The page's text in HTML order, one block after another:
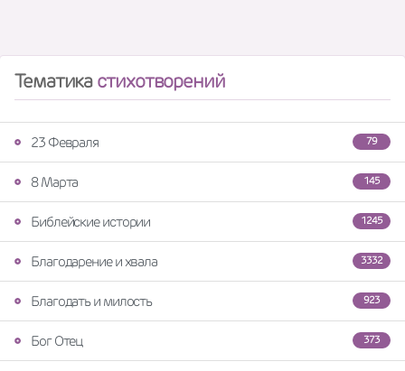
Тематикастихотворений
79
23 Февраля
145
8 Марта
1245
Библейские истории
3332
Благодарение и хвала
923
Благодать и милость
373
Бог Отец